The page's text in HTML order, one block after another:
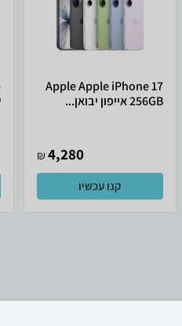
Apple Apple iPhone 17
256GB אייפון יבואן...
4,280
₪
קנו עכשיו